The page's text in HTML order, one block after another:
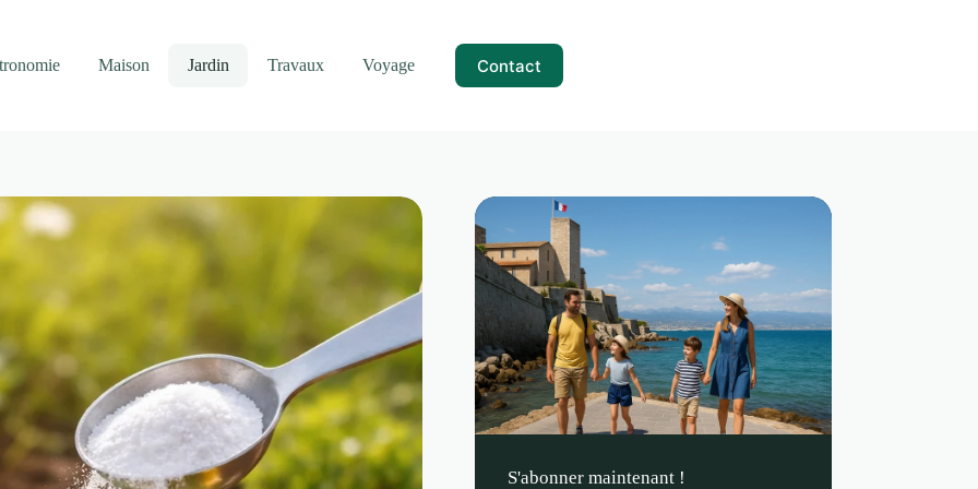
Maison Jardin Travaux Voyage Contact
S'abonner maintenant !